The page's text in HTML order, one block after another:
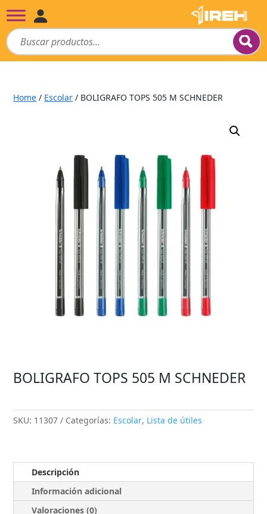
Home / Escolar / BOLIGRAFO TOPS 505 M SCHNEDER
BOLIGRAFO TOPS 505 M SCHNEDER
SKU: 11307 Categorías: Escolar, Lista de útiles
Descripción
Información adicional
Valoraciones (0)